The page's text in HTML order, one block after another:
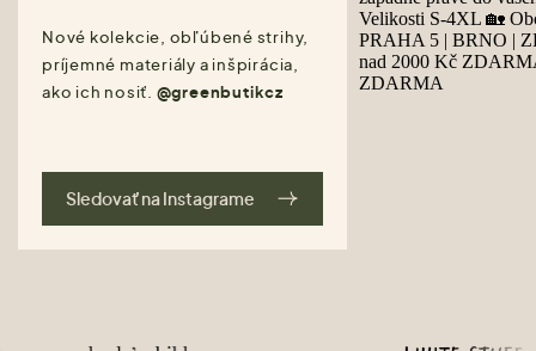
Nové kolekcie, obľúbené strihy,
príjemné materiály a inšpirácia,
ako ich nosiť. @greenbutikcz
Sledovať na Instagrame